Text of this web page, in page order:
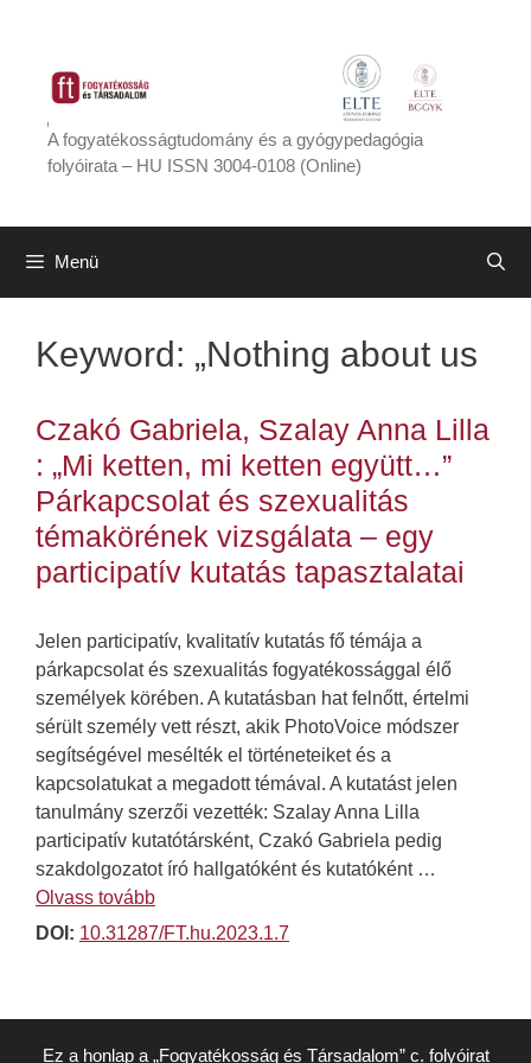
tartalomba
A fogyatékosságtudomány és a gyógypedagógia
folyóirata – HU ISSN 3004-0108 (Online)
Menü
Keyword: „Nothing about us
Czakó Gabriela, Szalay Anna Lilla
: „Mi ketten, mi ketten együtt…”
Párkapcsolat és szexualitás
témakörének vizsgálata – egy
participatív kutatás tapasztalatai
Jelen participatív, kvalitatív kutatás fő témája a
párkapcsolat és szexualitás fogyatékossággal élő
személyek körében. A kutatásban hat felnőtt, értelmi
sérült személy vett részt, akik PhotoVoice módszer
segítségével mesélték el történeteiket és a
kapcsolatukat a megadott témával. A kutatást jelen
tanulmány szerzői vezették: Szalay Anna Lilla
participatív kutatótársként, Czakó Gabriela pedig
szakdolgozatot író hallgatóként és kutatóként …
Olvass tovább
DOI: 10.31287/FT.hu.2023.1.7
Ez a honlap a „Fogyatékosság és Társadalom” c. folyóirat